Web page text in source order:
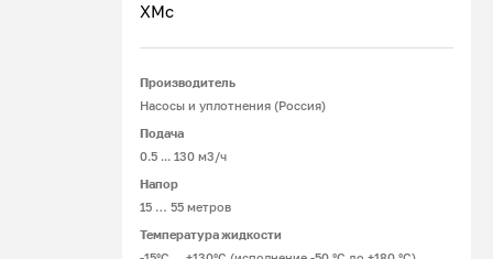
ХМс
Производитель
Насосы и уплотнения (Россия)
Подача
0.5 ... 130 м3/ч
Напор
15 … 55 метров
Температура жидкости